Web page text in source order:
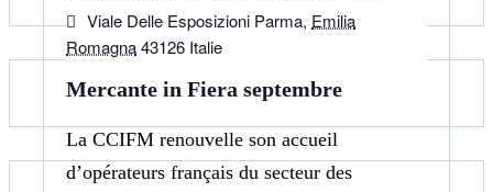
Viale Delle Esposizioni Parma, Emilia
Romagna43126 Italie
Mercante in Fiera septembre
La CCIFM renouvelle son accueil
d’opérateurs français du secteur des